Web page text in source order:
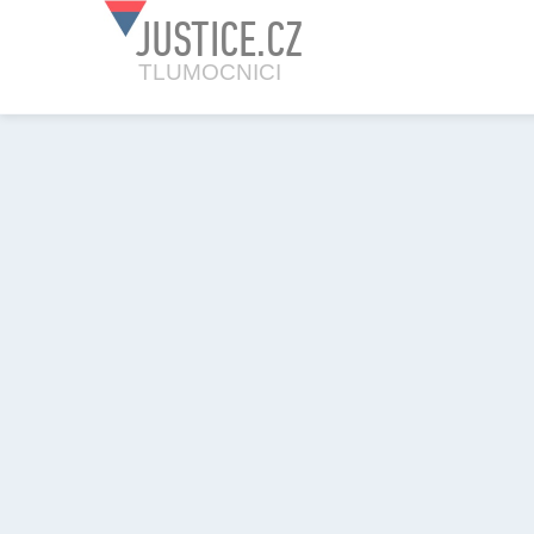
JUSTICE.CZ
TLUMOCNICI